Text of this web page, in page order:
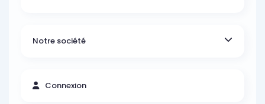
Notre société
Connexion